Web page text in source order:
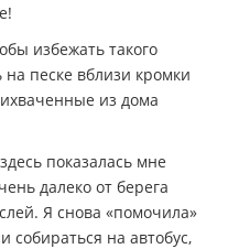
избежать такого
песке вблизи кромки
из дома
показалась мне
далеко от берега
Я снова «помочила»
собираться на автобус,